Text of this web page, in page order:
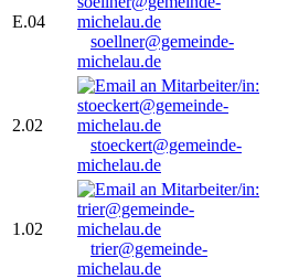
E.04
soellner@gemeinde-
michelau.de
2.02
stoeckert@gemeinde-
michelau.de
1.02
trier@gemeinde-
michelau.de